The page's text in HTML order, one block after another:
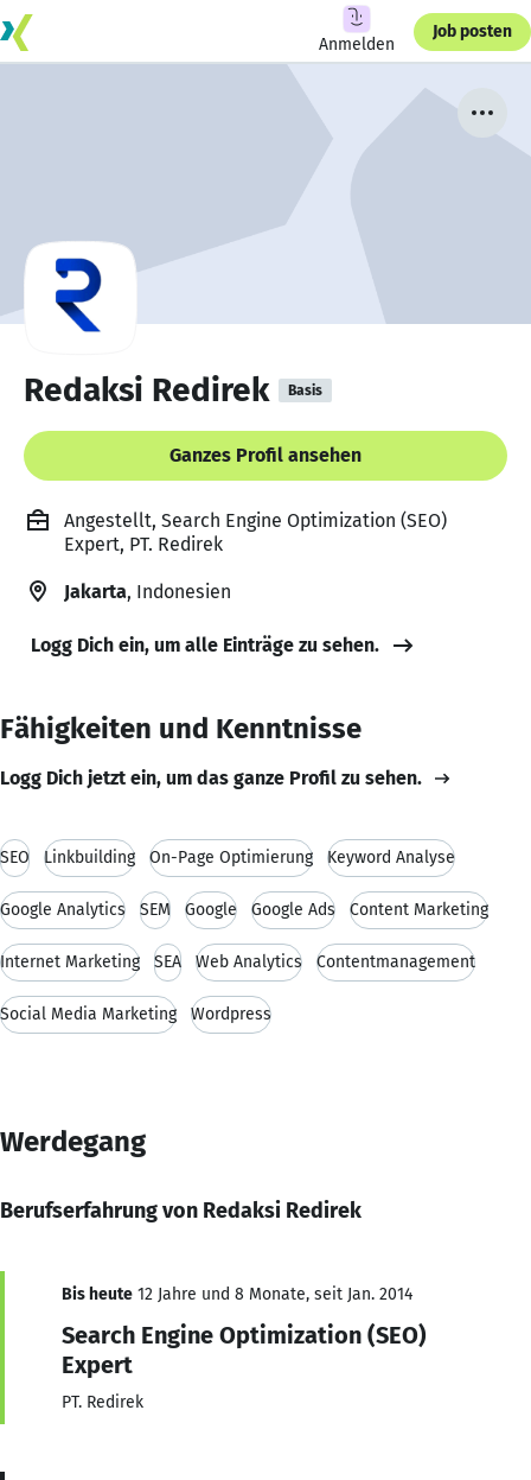
Anmelden
Job posten
Redaksi Redirek Basis
Ganzes Profil ansehen
Angestellt, Search Engine Optimization (SEO)
Expert, PT. Redirek
Jakarta, Indonesien
Logg Dich ein, um alle Einträge zu sehen.
Fähigkeiten und Kenntnisse
Logg Dich jetzt ein, um das ganze Profil zu sehen.
SEO Linkbuilding On-Page Optimierung Keyword Analyse
Google Analytics SEM Google Google Ads Content Marketing
Internet Marketing SEA Web Analytics Contentmanagement
Social Media Marketing Wordpress
Werdegang
Berufserfahrung von Redaksi Redirek
Bis heute 12 Jahre und 8 Monate, seit Jan. 2014
Search Engine Optimization (SEO)
Expert
PT. Redirek